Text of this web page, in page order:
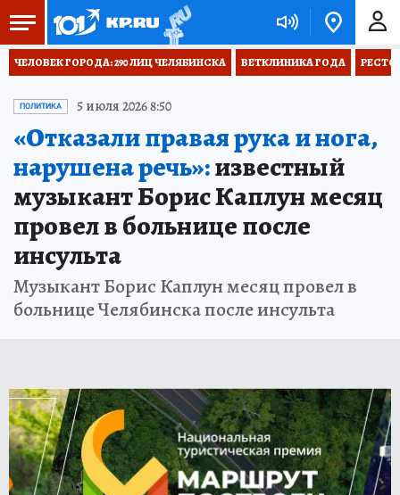
ЧЕЛОВЕК ГОРОДА: 290 ЛИЦ ЧЕЛЯБИНСКА ВЕТКЛИНИКА ГОДА
ПОЛИТИКА 5 июля 2026 8:50
«Отказали правая рука и нога,
нарушена речь»:известный
музыкант Борис Каплун месяц
провел в больнице после
инсульта
Музыкант Борис Каплун месяц провел в
больнице Челябинска после инсульта